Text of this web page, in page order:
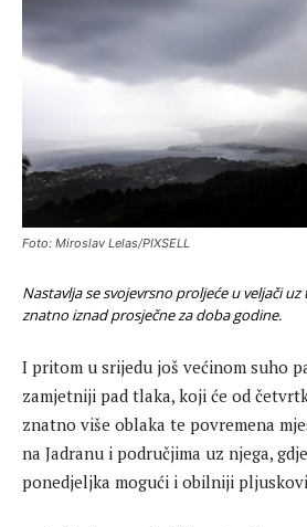
Foto: Miroslav Lelas/PIXSELL
Nastavlja se svojevrsno proljeće u veljači
znatno iznad prosječne za doba godine.
I pritom u srijedu još većinom suho
zamjetniji pad tlaka, koji će od
znatno više oblaka te povremena
na Jadranu i područjima uz njega,
ponedjeljka mogući i obilniji